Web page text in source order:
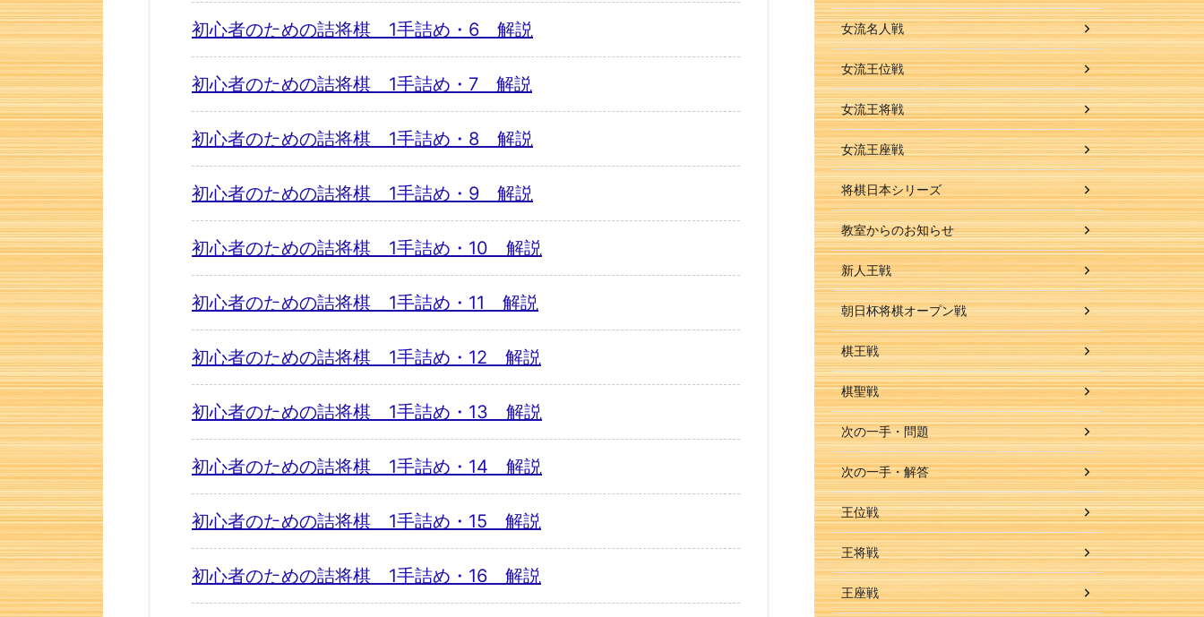
初心者のための詰将棋 1手詰め・6 解説
初心者のための詰将棋 1手詰め・7 解説
初心者のための詰将棋 1手詰め・8 解説
初心者のための詰将棋 1手詰め・9 解説
初心者のための詰将棋 1手詰め・10 解説
初心者のための詰将棋 1手詰め・11 解説
初心者のための詰将棋 1手詰め・12 解説
初心者のための詰将棋 1手詰め・13 解説
初心者のための詰将棋 1手詰め・14 解説
初心者のための詰将棋 1手詰め・15 解説
初心者のための詰将棋 1手詰め・16 解説
女流名人戦
女流王位戦
女流王将戦
女流王座戦
将棋日本シリーズ
教室からのお知らせ
新人王戦
朝日杯将棋オープン戦
棋王戦
棋聖戦
次の一手・問題
次の一手・解答
王位戦
王将戦
王座戦